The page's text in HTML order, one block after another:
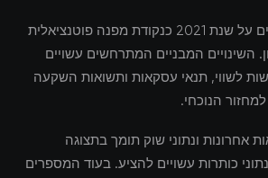
מומחי תעשייה מצביעים על שנת 2021 כנקודת מפנה פוטנציאלית
השינויים המבניים המתרחשים עשויים
לשווי, תנאי עסקאות ותשואות השקעה
הנוכחי.
ונתוני שוק תומך בתצוגה
כותרות עשויים להציע. בעוד המספרים